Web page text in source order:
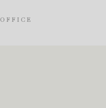
OFFICE